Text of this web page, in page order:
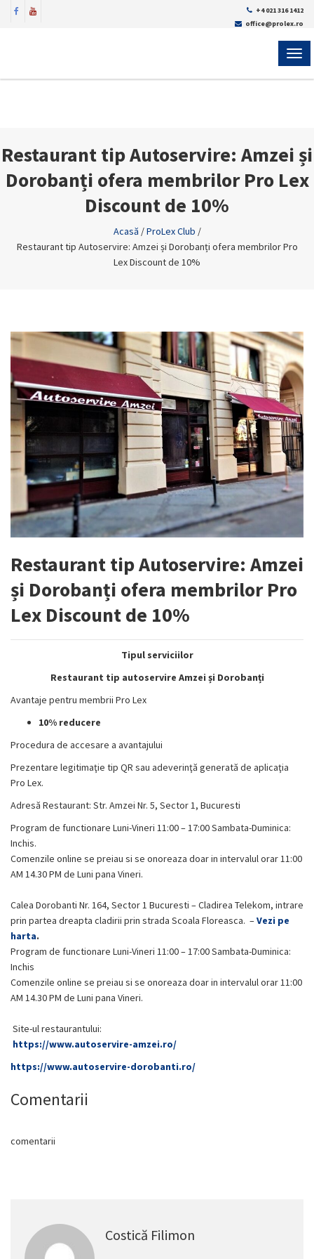
+4 021 316 1412
office@prolex.ro
Restaurant tip Autoservire: Amzei și
Dorobanți ofera membrilor Pro Lex
Discount de 10%
Acasă /ProLex Club /
Restaurant tip Autoservire: Amzei și Dorobanți ofera membrilor Pro
Lex Discount de 10%
Restaurant tip Autoservire: Amzei
și Dorobanți ofera membrilor Pro
Lex Discount de 10%
Tipul serviciilor
Restaurant tip autoservire Amzei și Dorobanți
Avantaje pentru membrii Pro Lex
10% reducere
Procedura de accesare a avantajului
Prezentare legitimaţie tip QR sau adeverinţă generată de aplicaţia
Pro Lex.
Adresă Restaurant: Str. Amzei Nr. 5, Sector 1, Bucuresti
Program de functionare Luni-Vineri 11:00 – 17:00 Sambata-Duminica:
Inchis.
Comenzile online se preiau si se onoreaza doar in intervalul orar 11:00
AM 14.30 PM de Luni pana Vineri.
Calea Dorobanti Nr. 164, Sector 1 Bucuresti – Cladirea Telekom, intrare
prin partea dreapta cladirii prin strada Scoala Floreasca. –Vezi pe
harta.
Program de functionare Luni-Vineri 11:00 – 17:00 Sambata-Duminica:
Inchis
Comenzile online se preiau si se onoreaza doar in intervalul orar 11:00
AM 14.30 PM de Luni pana Vineri.
Site-ul restaurantului:
https://www.autoservire-amzei.ro/
https://www.autoservire-dorobanti.ro/
Comentarii
comentarii
Costică Filimon